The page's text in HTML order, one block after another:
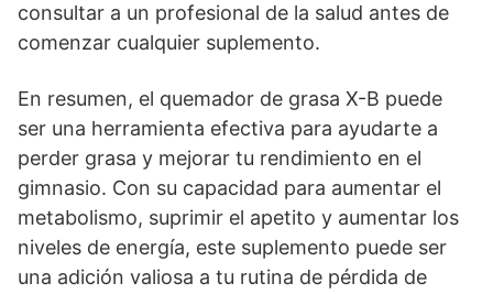
consultar a un profesional de la salud antes de
comenzar cualquier suplemento.
En resumen, el quemador de grasa X-B puede
ser una herramienta efectiva para ayudarte a
perder grasa y mejorar tu rendimiento en el
gimnasio. Con su capacidad para aumentar el
metabolismo, suprimir el apetito y aumentar los
niveles de energía, este suplemento puede ser
una adición valiosa a tu rutina de pérdida de